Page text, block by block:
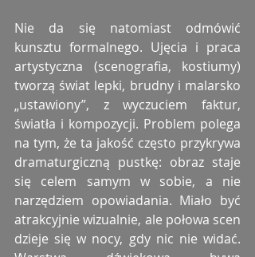
Nie da się natomiast odmówić
kunsztu formalnego. Ujęcia i praca
artystyczna (scenografia, kostiumy)
tworzą świat lepki, brudny i malarsko
„ustawiony”, z wyczuciem faktur,
światła i kompozycji. Problem polega
na tym, że ta jakość często przykrywa
dramaturgiczną pustkę: obraz staje
się celem samym w sobie, a nie
narzędziem opowiadania. Miało być
atrakcyjnie wizualnie, ale połowa scen
dzieje się w nocy, gdy nic nie widać.